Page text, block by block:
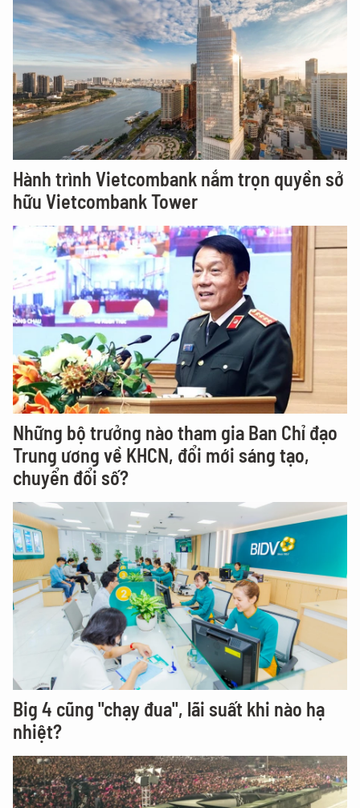
Hành trình Vietcombank nắm trọn quyền sở
hữu Vietcombank Tower
Những bộ trưởng nào tham gia Ban Chỉ đạo
Trung ương về KHCN, đổi mới sáng tạo,
chuyển đổi số?
Big 4 cũng "chạy đua", lãi suất khi nào hạ
nhiệt?